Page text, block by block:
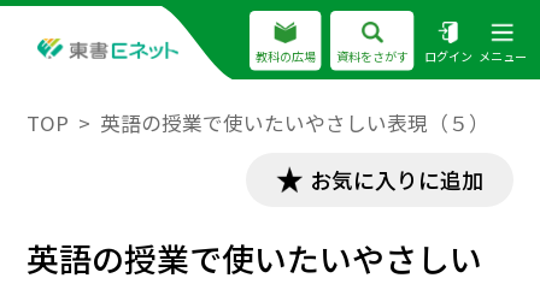
教科の広場 資料をさがす ログイン メニュー
TOP 英語の授業で使いたいやさしい表現（５）
お気に入りに追加
英語の授業で使いたいやさしい